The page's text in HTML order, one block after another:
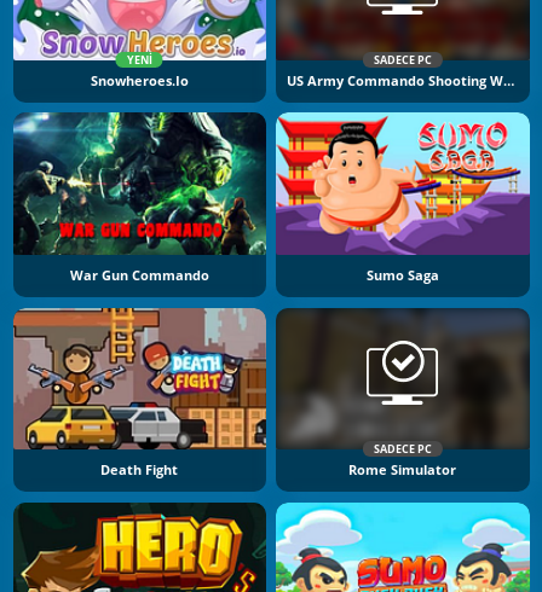
YENI
Snowheroes.io
SADECE PC
US Army Commando Shooting Warzone
War Gun Commando Sumo Saga
Death Fight
SADECE PC
Rome Simulator